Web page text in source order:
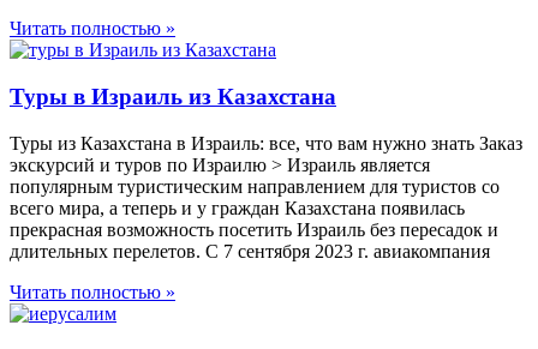
Читать полностью »
Туры в Израиль из Казахстана
Туры из Казахстана в Израиль: все, что вам нужно знать Заказ
экскурсий и туров по Израилю > Израиль является
популярным туристическим направлением для туристов со
всего мира, а теперь и у граждан Казахстана появилась
прекрасная возможность посетить Израиль без пересадок и
длительных перелетов. С 7 сентября 2023 г. авиакомпания
Читать полностью »